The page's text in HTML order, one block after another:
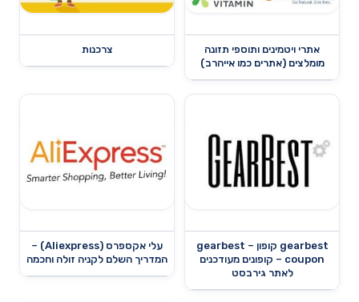
אתרי ויטמינים ותוספי תזונה
מומלצים (אתרים כמו אייהרב)
צרכנות
gearbest קופון – gearbest
coupon – קופונים מעודכנים
לאתר גירבסט
עלי אקספרס (Aliexpress) –
המדריך השלם לקניה זולה וחכמה